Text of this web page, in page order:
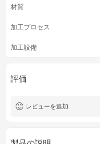
材質
加工プロセス
加工設備
評価
レビューを追加